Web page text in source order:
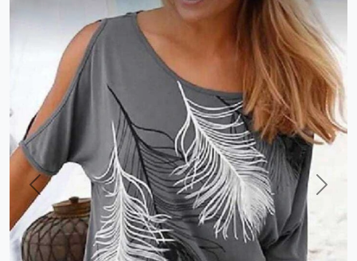
Previous Next